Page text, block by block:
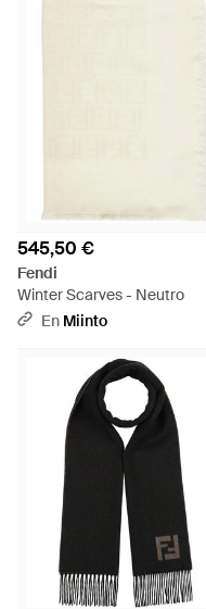
545,50 €
Fendi
Winter Scarves - Neutro
En Miinto